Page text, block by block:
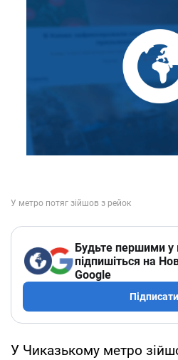
Будьте першими у
підпишіться на
Google
У Чиказькому метро